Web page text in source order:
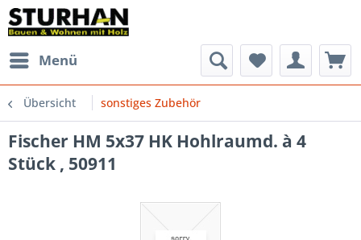
Menü
Übersicht sonstiges Zubehör
Fischer HM 5x37 HK Hohlraumd. à 4
Stück , 50911